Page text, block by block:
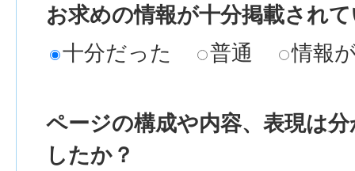
お求めの情報が十分掲載され
十分だった
普通 情報
ページの構成や内容、表現は
したか？